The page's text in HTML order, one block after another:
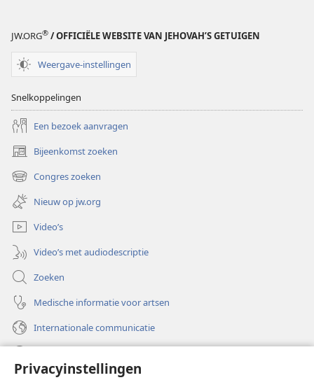
Privacyinstellingen
JW.ORG® / OFFICIËLE WEBSITE VAN JEHOVAH’S GETUIGEN
Weergave-instellingen
Snelkoppelingen
Een bezoek aanvragen
Bijeenkomst zoeken
(opent
nieuw
venster)
Congres zoeken
(opent
nieuw
venster)
Nieuw op jw.org
Video’s
Video’s met audiodescriptie
Zoeken
Medische informatie voor artsen
Internationale communicatie